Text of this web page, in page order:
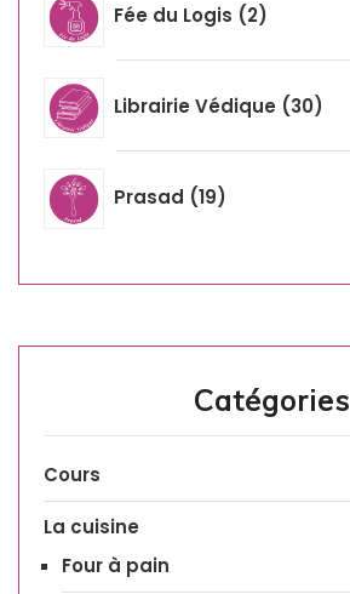
Fée du Logis 2
Librairie Védique 30
Prasad 19
Catégories
Cours
La cuisine
Four à pain